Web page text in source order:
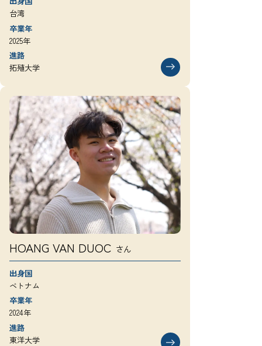
台湾
卒業年
2025年
進路
拓殖大学
HOANG VAN DUOC さん
出身国
ベトナム
卒業年
2024年
進路
東洋大学